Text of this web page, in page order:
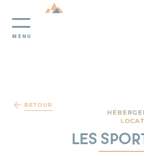
MENU
RETOUR
LES